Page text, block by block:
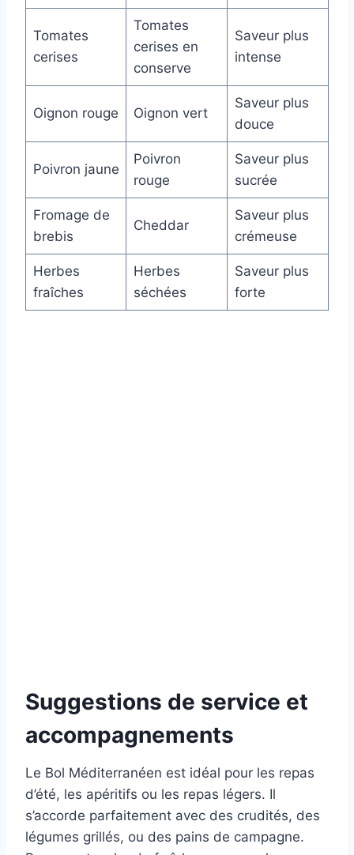
Tomates
cerises
Tomates
cerises en
conserve
Saveur plus
intense
Oignon rouge Oignon vert
Saveur plus
douce
Poivron jaune
Poivron
rouge
Saveur plus
sucrée
Fromage de
brebis
Cheddar
Saveur plus
crémeuse
Herbes
fraîches
Herbes
séchées
Saveur plus
forte
Suggestions de service et
accompagnements
Le Bol Méditerranéen est idéal pour les repas
d’été, les apéritifs ou les repas légers. Il
s’accorde parfaitement avec des crudités, des
légumes grillés, ou des pains de campagne.